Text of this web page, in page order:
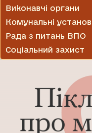
Виконавчі органи
Комунальні
Рада з питань ВПО
Соціальний захист